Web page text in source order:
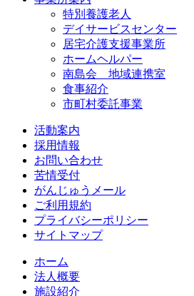
特別養護老人
デイサービスセンター
居宅介護支援事業所
ホームヘルパー
南島会 地域連携室
食事紹介
市町村委託事業
活動案内
採用情報
お問い合わせ
苦情受付
がんじゅうメール
ご利用規約
プライバシーポリシー
サイトマップ
ホーム
法人概要
施設紹介